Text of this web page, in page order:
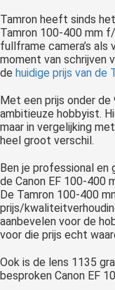
Tamron heeft sinds
Tamron 100-400 mm
fullframe camera’s als
moment van schrijven
de huidige prijs van de
Met een prijs onder
ambitieuze hobbyist.
maar in vergelijking
heel groot verschil.
Ben je professional en
de Canon EF 100-400
De Tamron 100-400
prijs/
aanbevelen voor de
voor die prijs echt
Ook is de lens 1135
besproken Canon EF